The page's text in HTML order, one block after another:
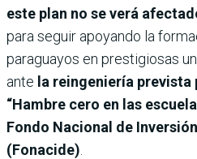
este plan no se verá
para seguir apoyando la
paraguayos en prestigiosas
ante la reingeniería
“Hambre cero en las
Fondo Nacional de
(Fonacide)